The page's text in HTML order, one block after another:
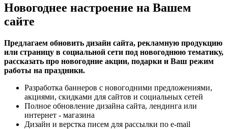
Новогоднее настроение на Вашем
сайте
Предлагаем обновить дизайн сайта, рекламную продукцию
или страницу в социальной сети под новогоднюю тематику,
рассказать про новогодние акции, подарки и Ваш режим
работы на праздники.
Разработка баннеров с новогодними предложениями,
акциями, скидками для сайтов и социальных сетей
Полное обновление дизайна сайта, лендинга или
интернет - магазина
Дизайн и верстка писем для рассылки по e-mail